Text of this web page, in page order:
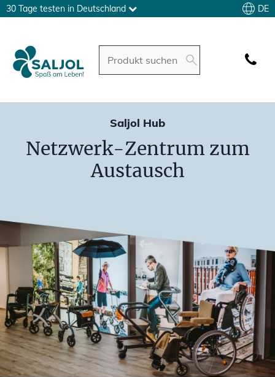
30 Tage testen in Deutschland DE
Saljol Hub
Netzwerk-Zentrum zum
Austausch